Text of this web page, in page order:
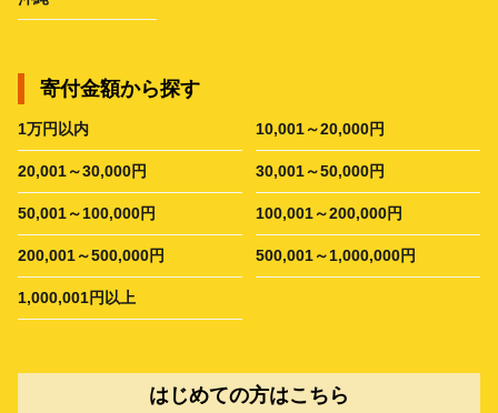
寄付金額から探す
1万円以内 10,001～20,000円
20,001～30,000円 30,001～50,000円
50,001～100,000円 100,001～200,000円
200,001～500,000円 500,001～1,000,000円
1,000,001円以上
はじめての方はこちら